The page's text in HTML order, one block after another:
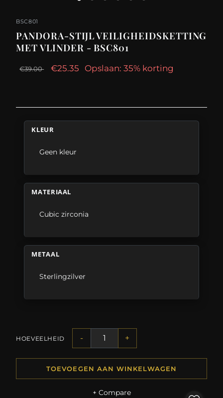
BSC801
PANDORA-STIJL VEILIGHEIDSKETTING
MET VLINDER - BSC801
€39.00 €25.35 Opslaan: 35% korting
KLEUR
Geen kleur
MATERIAAL
Cubic zirconia
METAAL
Sterlingzilver
HOEVEELHEID - +
TOEVOEGEN AAN WINKELWAGEN
+ Compare